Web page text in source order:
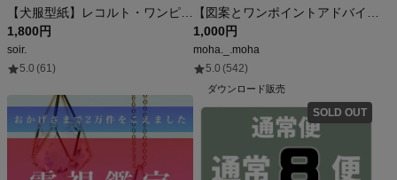
1,800円
soir.
5.0 (61)
1,000円
moha._.moha
5.0 (542)
ダウンロード販売
SOLD OUT